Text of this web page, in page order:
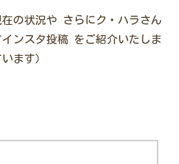
の状況や さらにク・ハラさん
ンスタ投稿 をご紹介いたしま
ます）